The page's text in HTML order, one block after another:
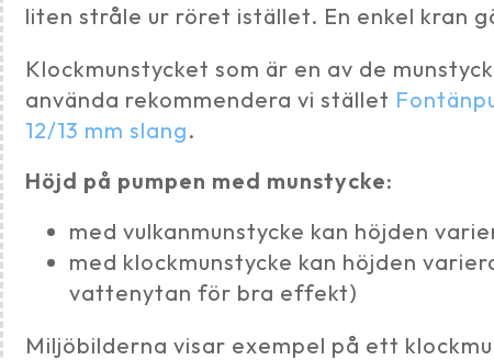
liten stråle ur röret istället. En enkel kran
Klockmunstycket som är en av de
använda rekommendera vi stället
12/13 mm slang.
Höjd på pumpen med munstycke:
med vulkanmunstycke kan höjden
med klockmunstycke kan höjden
vattenytan för bra effekt)
Miljöbilderna visar exempel på ett